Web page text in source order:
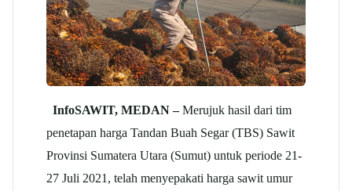
InfoSAWIT, MEDAN –Merujuk hasil dari tim
penetapan harga Tandan Buah Segar (TBS) Sawit
Provinsi Sumatera Utara (Sumut) untuk periode 21-
27 Juli 2021, telah menyepakati harga sawit umur